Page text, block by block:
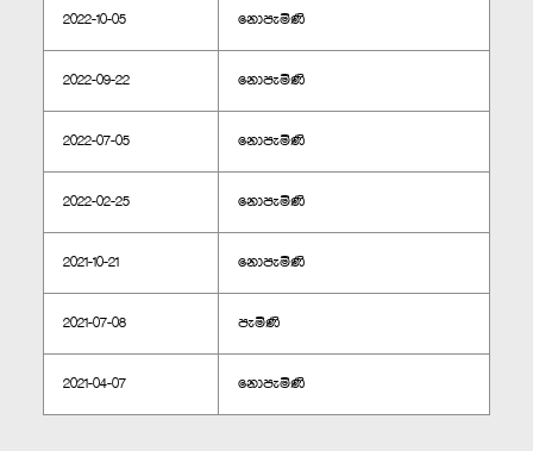
2022-10-05 නොපැමිණි
2022-09-22 නොපැමිණි
2022-07-05 නොපැමිණි
2022-02-25 නොපැමිණි
2021-10-21 නොපැමිණි
2021-07-08 පැමිණි
2021-04-07 නොපැමිණි